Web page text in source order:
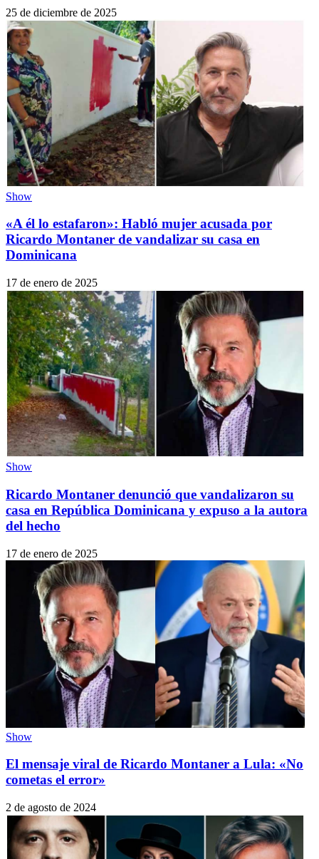
25 de diciembre de 2025
Show
«A él lo estafaron»: Habló mujer acusada por
Ricardo Montaner de vandalizar su casa en
Dominicana
17 de enero de 2025
Show
Ricardo Montaner denunció que vandalizaron su
casa en República Dominicana y expuso a la autora
del hecho
17 de enero de 2025
Show
El mensaje viral de Ricardo Montaner a Lula: «No
cometas el error»
2 de agosto de 2024